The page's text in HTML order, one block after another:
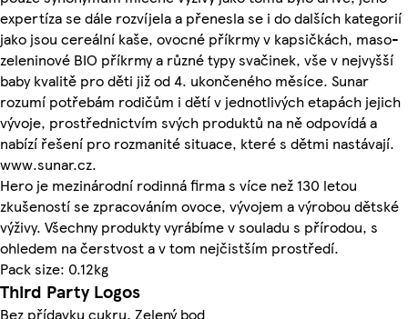
expertíza se dále rozvíjela a přenesla se i do dalších kategorií
jako jsou cereální kaše, ovocné příkrmy v kapsičkách, maso-
zeleninové BIO příkrmy a různé typy svačinek, vše v nejvyšší
baby kvalitě pro děti již od 4. ukončeného měsíce. Sunar
rozumí potřebám rodičům i dětí v jednotlivých etapách jejich
vývoje, prostřednictvím svých produktů na ně odpovídá a
nabízí řešení pro rozmanité situace, které s dětmi nastávají.
www.sunar.cz.
Hero je mezinárodní rodinná firma s více než 130 letou
zkušeností se zpracováním ovoce, vývojem a výrobou dětské
výživy. Všechny produkty vyrábíme v souladu s přírodou, s
ohledem na čerstvost a v tom nejčistším prostředí.
Pack size: 0.12kg
Third Party Logos
Bez přídavku cukru, Zelený bod